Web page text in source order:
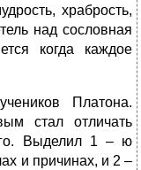
храбрость,
над сословная
когда каждое
Платона.
стал отличать
Выделил 1 – ю
и причинах, и 2 –